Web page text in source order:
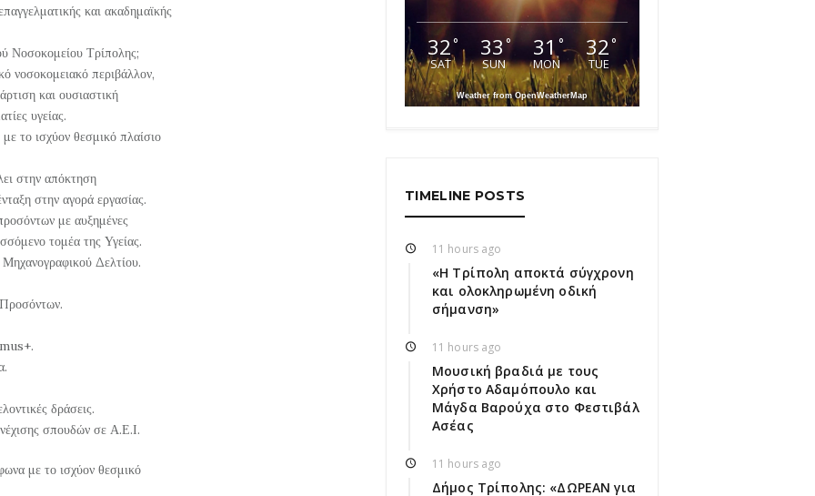
και ακαδημαϊκής
Νοσοκομείου Τρίπολης;
νοσοκομειακό περιβάλλον,
και ουσιαστική
υγείας.
το ισχύον θεσμικό πλαίσιο
στην απόκτηση
στην αγορά εργασίας.
με αυξημένες
τομέα της Υγείας.
Δελτίου.
δράσεις.
σπουδών σε Α.Ε.Ι.
με το ισχύον θεσμικό
32°
SAT
33°
SUN
31°
MON
32°
TUE
Weather from OpenWeatherMap
TIMELINE POSTS
11 hours ago
«Η Τρίπολη αποκτά σύγχρονη
και ολοκληρωμένη οδική
σήμανση»
11 hours ago
Μουσική βραδιά με τους
Χρήστο Αδαμόπουλο και
Μάγδα Βαρούχα στο Φεστιβάλ
Ασέας
11 hours ago
Δήμος Τρίπολης: «ΔΩΡΕΑΝ για